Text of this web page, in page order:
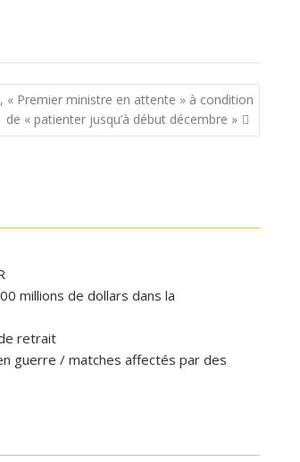
« Premier ministre en attente » à condition
de « patienter jusqu’à début décembre »
millions de dollars dans la
retrait
guerre / matches affectés par des